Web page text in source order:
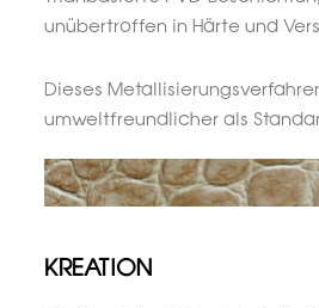
unübertroffen in Härte und
Dieses
umweltfreundlicher als
KREATION